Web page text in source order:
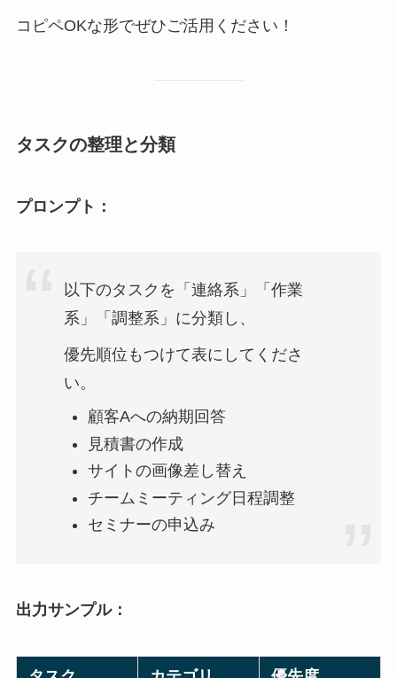
コピペOKな形でぜひご活用ください！
タスクの整理と分類
プロンプト：
以下のタスクを「連絡系」「作業
系」「調整系」に分類し、
優先順位もつけて表にしてくださ
い。
顧客Aへの納期回答
見積書の作成
サイトの画像差し替え
チームミーティング日程調整
セミナーの申込み
出力サンプル：